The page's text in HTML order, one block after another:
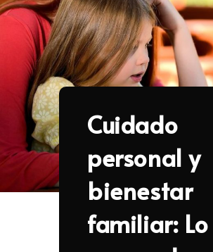
Cuidado
personal y
bienestar
familiar: Lo